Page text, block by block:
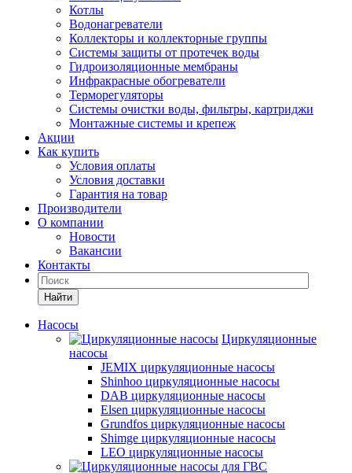
Котлы
Водонагреватели
Коллекторы и коллекторные группы
Системы защиты от протечек воды
Гидроизоляционные мембраны
Инфракрасные обогреватели
Терморегуляторы
Системы очистки воды, фильтры, картриджи
Монтажные системы и крепеж
Акции
Как купить
Условия оплаты
Условия доставки
Гарантия на товар
Производители
О компании
Новости
Вакансии
Контакты
Найти
Насосы
Циркуляционные
насосы
JEMIX циркуляционные насосы
Shinhoo циркуляционные насосы
DAB циркуляционные насосы
Elsen циркуляционные насосы
Grundfos циркуляционные насосы
Shimge циркуляционные насосы
LEO циркуляционные насосы